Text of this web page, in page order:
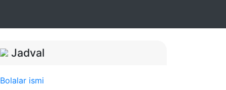
Jadval
Bolalar ismi